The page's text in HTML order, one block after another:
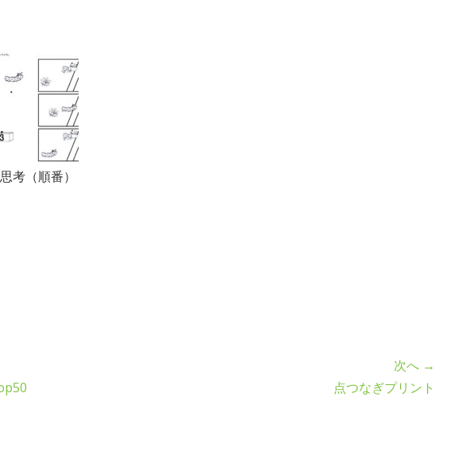
考（順番）
次へ →
点つなぎプリント